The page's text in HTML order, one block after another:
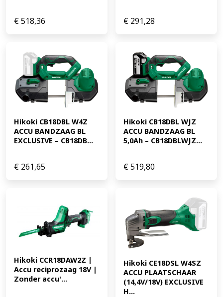
€518,36 € 291,28
Hikoki CB18DBL W4Z
ACCU BANDZAAG BL
EXCLUSIVE – CB18DB...
€ 261,65
Hikoki CB18DBL WJZ
ACCU BANDZAAG BL
5,0Ah – CB18DBLWJZ...
€519,80
Hikoki CCR18DAW2Z |
Accu reciprozaag 18V |
Zonder accu'...
Hikoki CE18DSL W4SZ
ACCU PLAATSCHAAR
(14,4V/18V) EXCLUSIVE
H...